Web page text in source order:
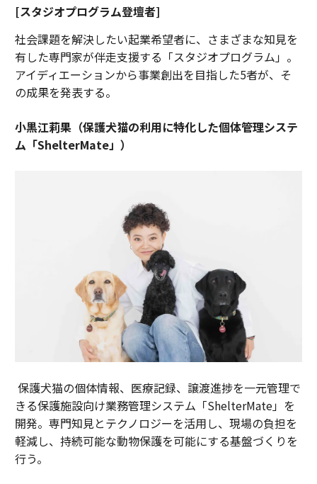
[スタジオプログラム登壇者]
社会課題を解決したい起業希望者に、さまざまな知見を
有した専門家が伴走支援する「スタジオプログラム」。
アイディエーションから事業創出を目指した5者が、そ
の成果を発表する。
小黒江莉果（保護犬猫の利用に特化した個体管理システ
ム「ShelterMate」）
保護犬猫の個体情報、医療記録、譲渡進捗を一元管理で
きる保護施設向け業務管理システム「ShelterMate」を
開発。専門知見とテクノロジーを活用し、現場の負担を
軽減し、持続可能な動物保護を可能にする基盤づくりを
行う。